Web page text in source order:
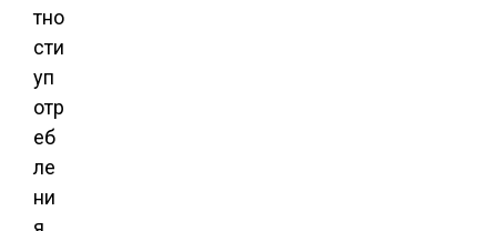
тно
сти
уп
отр
еб
ле
ни